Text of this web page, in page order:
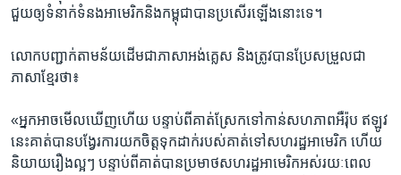
ជួយ​ឲ្យ​ទំនាក់​ទំនង​អាមេរិក​និង​កម្ពុជា​បាន​ប្រសើរ​ឡើង​នោះ​ទេ។
​លោក​បញ្ជាក់​តាម​ន័យ​ដើម​ជា​ភាសា​អង់គ្លេស​ ​និង​ត្រូវ​បាន​ប្រែ​សម្រួល​ជា​
ភាសាខ្មែរ​ថា៖​
«អ្នក​អាច​មើល​ឃើញ​ហើយ​ ​បន្ទាប់​ពី​គាត់ស្រែក​ទៅកាន់​សហភាព​អឺរ៉ុប ឥឡូវ​
នេះ​គាត់​បាន​បង្វែរ​ការ​យក​ចិត្ត​ទុក​ដាក់​របស់​គាត់​ទៅ​សហរដ្ឋ​អាមេរិក​ ​ហើយ​
និយាយ​រឿងល្អៗ​ ​បន្ទាប់​ពី​គាត់​បាន​ប្រមាថ​សហរដ្ឋ​អាមេរិក​អស់​រយៈពេល​